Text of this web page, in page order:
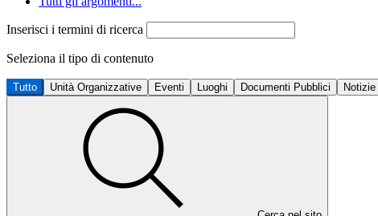
Inserisci i termini di ricerca
Seleziona il tipo di contenuto
Tutto Unità Organizzative Eventi Luoghi Documenti Pubblici Notizie